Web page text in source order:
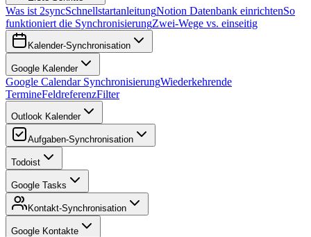
Was ist 2syncSchnellstartanleitungNotion Datenbank einrichtenSo
funktioniert die SynchronisierungZwei-Wege vs. einseitig
Kalender-Synchronisation
Google Kalender
Google Calendar SynchronisierungWiederkehrende
TermineFeldreferenzFilter
Outlook Kalender
Aufgaben-Synchronisation
Todoist
Google Tasks
Kontakt-Synchronisation
Google Kontakte